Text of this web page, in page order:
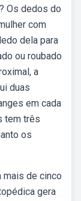
Os dedos do
com
dela para
ou roubado
a
duas
em cada
tem três
os
mais de cinco
gera